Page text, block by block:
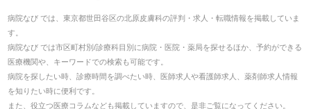
病院なび では、 東京都世田谷区の北原皮膚科の評判・求人・転職情報を掲載していま
す。
病院なび では市区町村別/診療科目別に病院・医院・薬局を探せるほか、予約ができる
医療機関や、キーワードでの検索も可能です。
病院を探したい時、診療時間を調べたい時、医師求人や看護師求人、薬剤師求人情報
を知りたい時に便利です。
また、役立つ医療コラムなども掲載していますので、是非ご覧になってください。